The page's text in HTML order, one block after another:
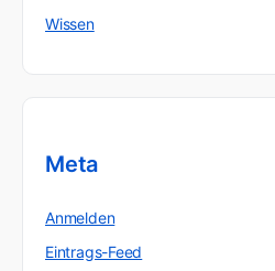
Wissen
Meta
Anmelden
Eintrags-Feed